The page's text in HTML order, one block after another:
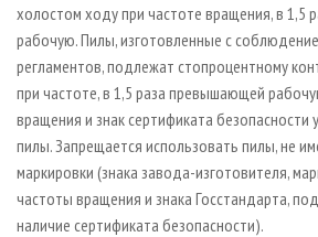
холостом ходу при частоте вращения, в 1,5
рабочую. Пилы, изготовленные с
регламентов, подлежат стопроцентному
при частоте, в 1,5 раза превышающей
вращения и знак сертификата безопасности
пилы. Запрещается использовать пилы, не
маркировки (знака завода-изготовителя,
частоты вращения и знака Госстандарта,
наличие сертификата безопасности).